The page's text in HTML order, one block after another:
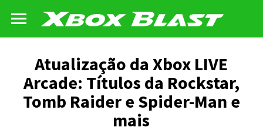
Atualização da Xbox LIVE
Arcade: Títulos da Rockstar,
Tomb Raider e Spider-Man e
mais